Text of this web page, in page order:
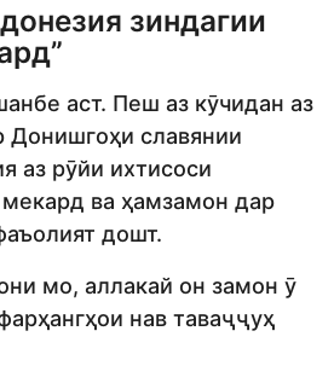
зиндагии
аст. Пеш аз кӯчидан аз
Донишгоҳи славянии
аз рӯйи ихтисоси
мекард ва ҳамзамон дар
дошт.
мо, аллакай он замон ӯ
нав таваҷҷуҳ